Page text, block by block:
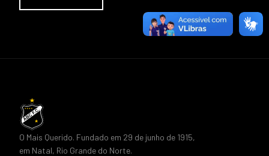
O Mais Querido. Fundado em 29 de junho de 1915,
em Natal, Rio Grande do Norte.